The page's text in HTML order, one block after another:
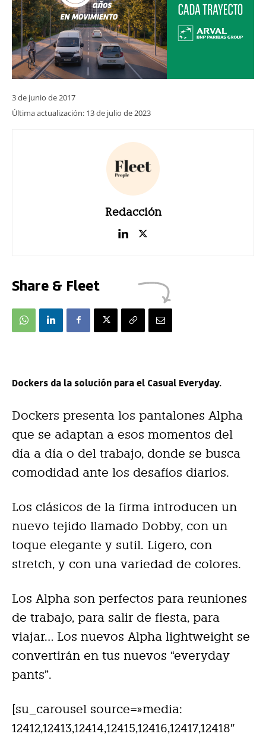
3 de junio de 2017
Última actualización: 13 de julio de 2023
Redacción
Share & Fleet
Dockers da la solución para el Casual Everyday.
Dockers presenta los pantalones Alpha
que se adaptan a esos momentos del
día a día o del trabajo, donde se busca
comodidad ante los desafíos diarios.
Los clásicos de la firma introducen un
nuevo tejido llamado Dobby, con un
toque elegante y sutil. Ligero, con
stretch, y con una variedad de colores.
Los Alpha son perfectos para reuniones
de trabajo, para salir de fiesta, para
viajar… Los nuevos Alpha lightweight se
convertirán en tus nuevos “everyday
pants”.
[su_carousel source=»media:
12412,12413,12414,12415,12416,12417,12418″